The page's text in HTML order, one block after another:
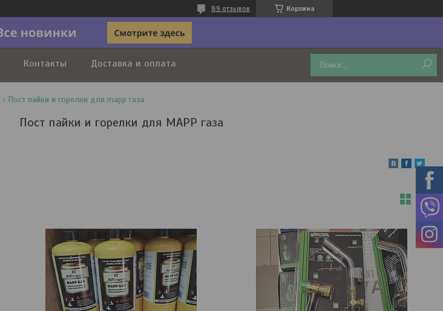
Корзина
89 отзывов
Контакты Доставка и оплата
Пост пайки и горелки для mapp газа
Пост пайки и горелки для MAPP газа